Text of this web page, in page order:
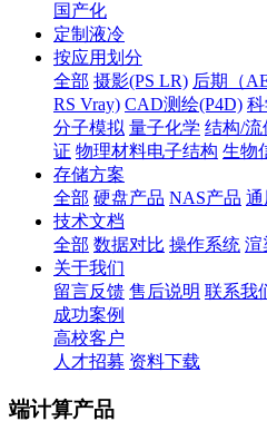
国产化
定制液冷
按应用划分
全部 摄影(PS LR) 后期（AE
RS Vray) CAD测绘(P4D)
分子模拟 量子化学 结构/流
证 物理材料电子结构 生物
存储方案
全部 硬盘产品 NAS产品 通
技术文档
全部 数据对比 操作系统 渲
关于我们
留言反馈 售后说明 联系我
成功案例
高校客户
人才招募 资料下载
端计算产品